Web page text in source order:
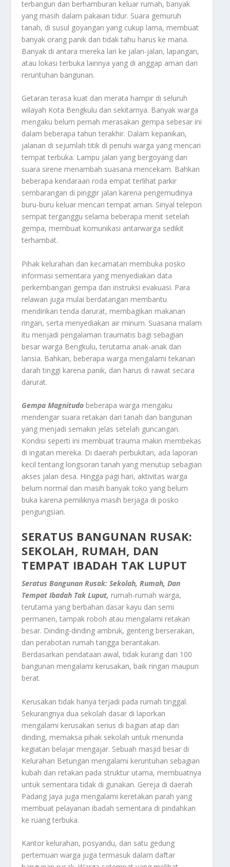
terbangun dan berhamburan keluar rumah, banyak
yang masih dalam pakaian tidur. Suara gemuruh
tanah, di susul goyangan yang cukup lama, membuat
banyak orang panik dan tidak tahu harus ke mana.
Banyak di antara mereka lari ke jalan-jalan, lapangan,
atau lokasi terbuka lainnya yang di anggap aman dari
reruntuhan bangunan.
Getaran terasa kuat dan merata hampir di seluruh
wilayah Kota Bengkulu dan sekitarnya. Banyak warga
mengaku belum pernah merasakan gempa sebesar ini
dalam beberapa tahun terakhir. Dalam kepanikan,
jalanan di sejumlah titik di penuhi warga yang mencari
tempat terbuka. Lampu jalan yang bergoyang dan
suara sirene menambah suasana mencekam. Bahkan
beberapa kendaraan roda empat terlihat parkir
sembarangan di pinggir jalan karena pengemudinya
buru-buru keluar mencari tempat aman. Sinyal telepon
sempat terganggu selama beberapa menit setelah
gempa, membuat komunikasi antarwarga sedikit
terhambat.
Pihak kelurahan dan kecamatan membuka posko
informasi sementara yang menyediakan data
perkembangan gempa dan instruksi evakuasi. Para
relawan juga mulai berdatangan membantu
mendirikan tenda darurat, membagikan makanan
ringan, serta menyediakan air minum. Suasana malam
itu menjadi pengalaman traumatis bagi sebagian
besar warga Bengkulu, terutama anak-anak dan
lansia. Bahkan, beberapa warga mengalami tekanan
darah tinggi karena panik, dan harus di rawat secara
darurat.
Gempa Magnitudo beberapa warga mengaku
mendengar suara retakan dari tanah dan bangunan
yang menjadi semakin jelas setelah guncangan.
Kondisi seperti ini membuat trauma makin membekas
di ingatan mereka. Di daerah perbukitan, ada laporan
kecil tentang longsoran tanah yang menutup sebagian
akses jalan desa. Hingga pagi hari, aktivitas warga
belum normal dan masih banyak toko yang belum
buka karena pemiliknya masih berjaga di posko
pengungsian.
SERATUS BANGUNAN RUSAK:
SEKOLAH, RUMAH, DAN
TEMPAT IBADAH TAK LUPUT
Seratus Bangunan Rusak: Sekolah, Rumah, Dan
Tempat Ibadah Tak Luput, rumah-rumah warga,
terutama yang berbahan dasar kayu dan semi
permanen, tampak roboh atau mengalami retakan
besar. Dinding-dinding ambruk, genteng berserakan,
dan perabotan rumah tangga berantakan.
Berdasarkan pendataan awal, tidak kurang dari 100
bangunan mengalami kerusakan, baik ringan maupun
berat.
Kerusakan tidak hanya terjadi pada rumah tinggal.
Sekurangnya dua sekolah dasar di laporkan
mengalami kerusakan serius di bagian atap dan
dinding, memaksa pihak sekolah untuk menunda
kegiatan belajar mengajar. Sebuah masjid besar di
Kelurahan Betungan mengalami keruntuhan sebagian
kubah dan retakan pada struktur utama, membuatnya
untuk sementara tidak di gunakan. Gereja di daerah
Padang Jaya juga mengalami keretakan parah yang
membuat pelayanan ibadah sementara di pindahkan
ke ruang terbuka.
Kantor kelurahan, posyandu, dan satu gedung
pertemuan warga juga termasuk dalam daftar